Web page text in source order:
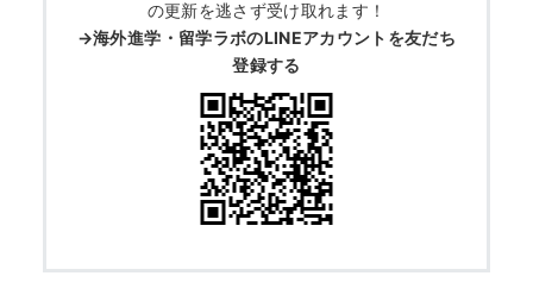
の更新を逃さず受け取れます！
→海外進学・留学ラボのLINEアカウントを友だち
登録する